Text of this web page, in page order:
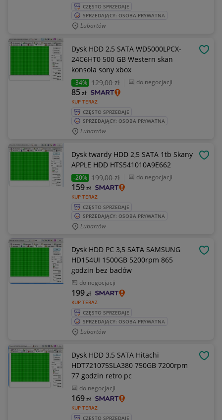
CZĘSTO SPRZEDAJE
SPRZEDAJĄCY: OSOBA PRYWATNA
Lubartów
Dysk HDD 2,5 SATA WD5000LPCX-
24C6HT0 500 GB Western skan
konsola sony xbox
-34% 129,00 zł do negocjacji
KUP TERAZ
85zł
CZĘSTO SPRZEDAJE
SPRZEDAJĄCY: OSOBA PRYWATNA
Lubartów
Dysk twardy HDD 2,5 SATA 1tb Skany
APPLE HDD HTS541010A9E662
-20% 199,00 zł do negocjacji
KUP TERAZ
159zł
CZĘSTO SPRZEDAJE
SPRZEDAJĄCY: OSOBA PRYWATNA
Lubartów
Dysk HDD PC 3,5 SATA SAMSUNG
HD154UI 1500GB 5200rpm 865
godzin bez badów
do negocjacji
KUP TERAZ
199zł
CZĘSTO SPRZEDAJE
SPRZEDAJĄCY: OSOBA PRYWATNA
Lubartów
Dysk HDD 3,5 SATA Hitachi
HDT721075SLA380 750GB 7200rpm
77 godzin retro pc
do negocjacji
KUP TERAZ
169zł
CZĘSTO SPRZEDAJE